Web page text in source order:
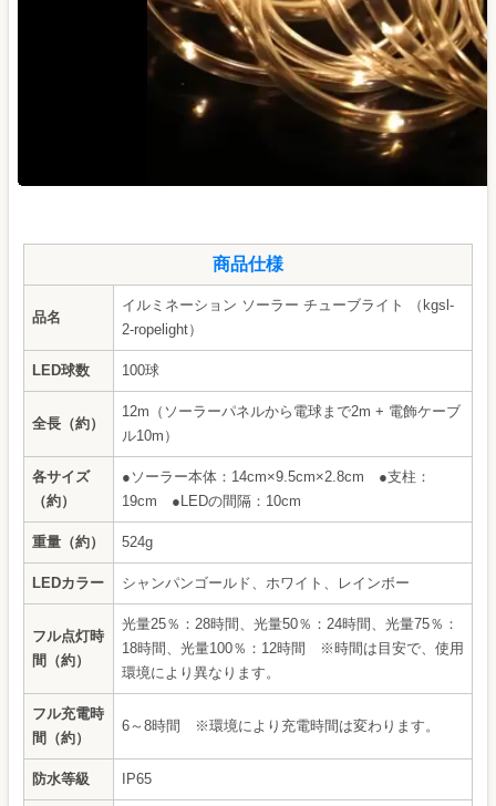
商品仕様
品名
イルミネーション ソーラー チューブライト （kgsl-
2-ropelight）
LED球数 100球
全長（約）
12m（ソーラーパネルから電球まで2m + 電飾ケーブ
ル10m）
各サイズ
（約）
●ソーラー本体：14cm×9.5cm×2.8cm ●支柱：
19cm ●LEDの間隔：10cm
重量（約） 524g
LEDカラー シャンパンゴールド、ホワイト、レインボー
フル点灯時
間（約）
光量25％：28時間、光量50％：24時間、光量75％：
18時間、光量100％：12時間 ※時間は目安で、使用
環境により異なります。
フル充電時
間（約）
6～8時間 ※環境により充電時間は変わります。
防水等級 IP65